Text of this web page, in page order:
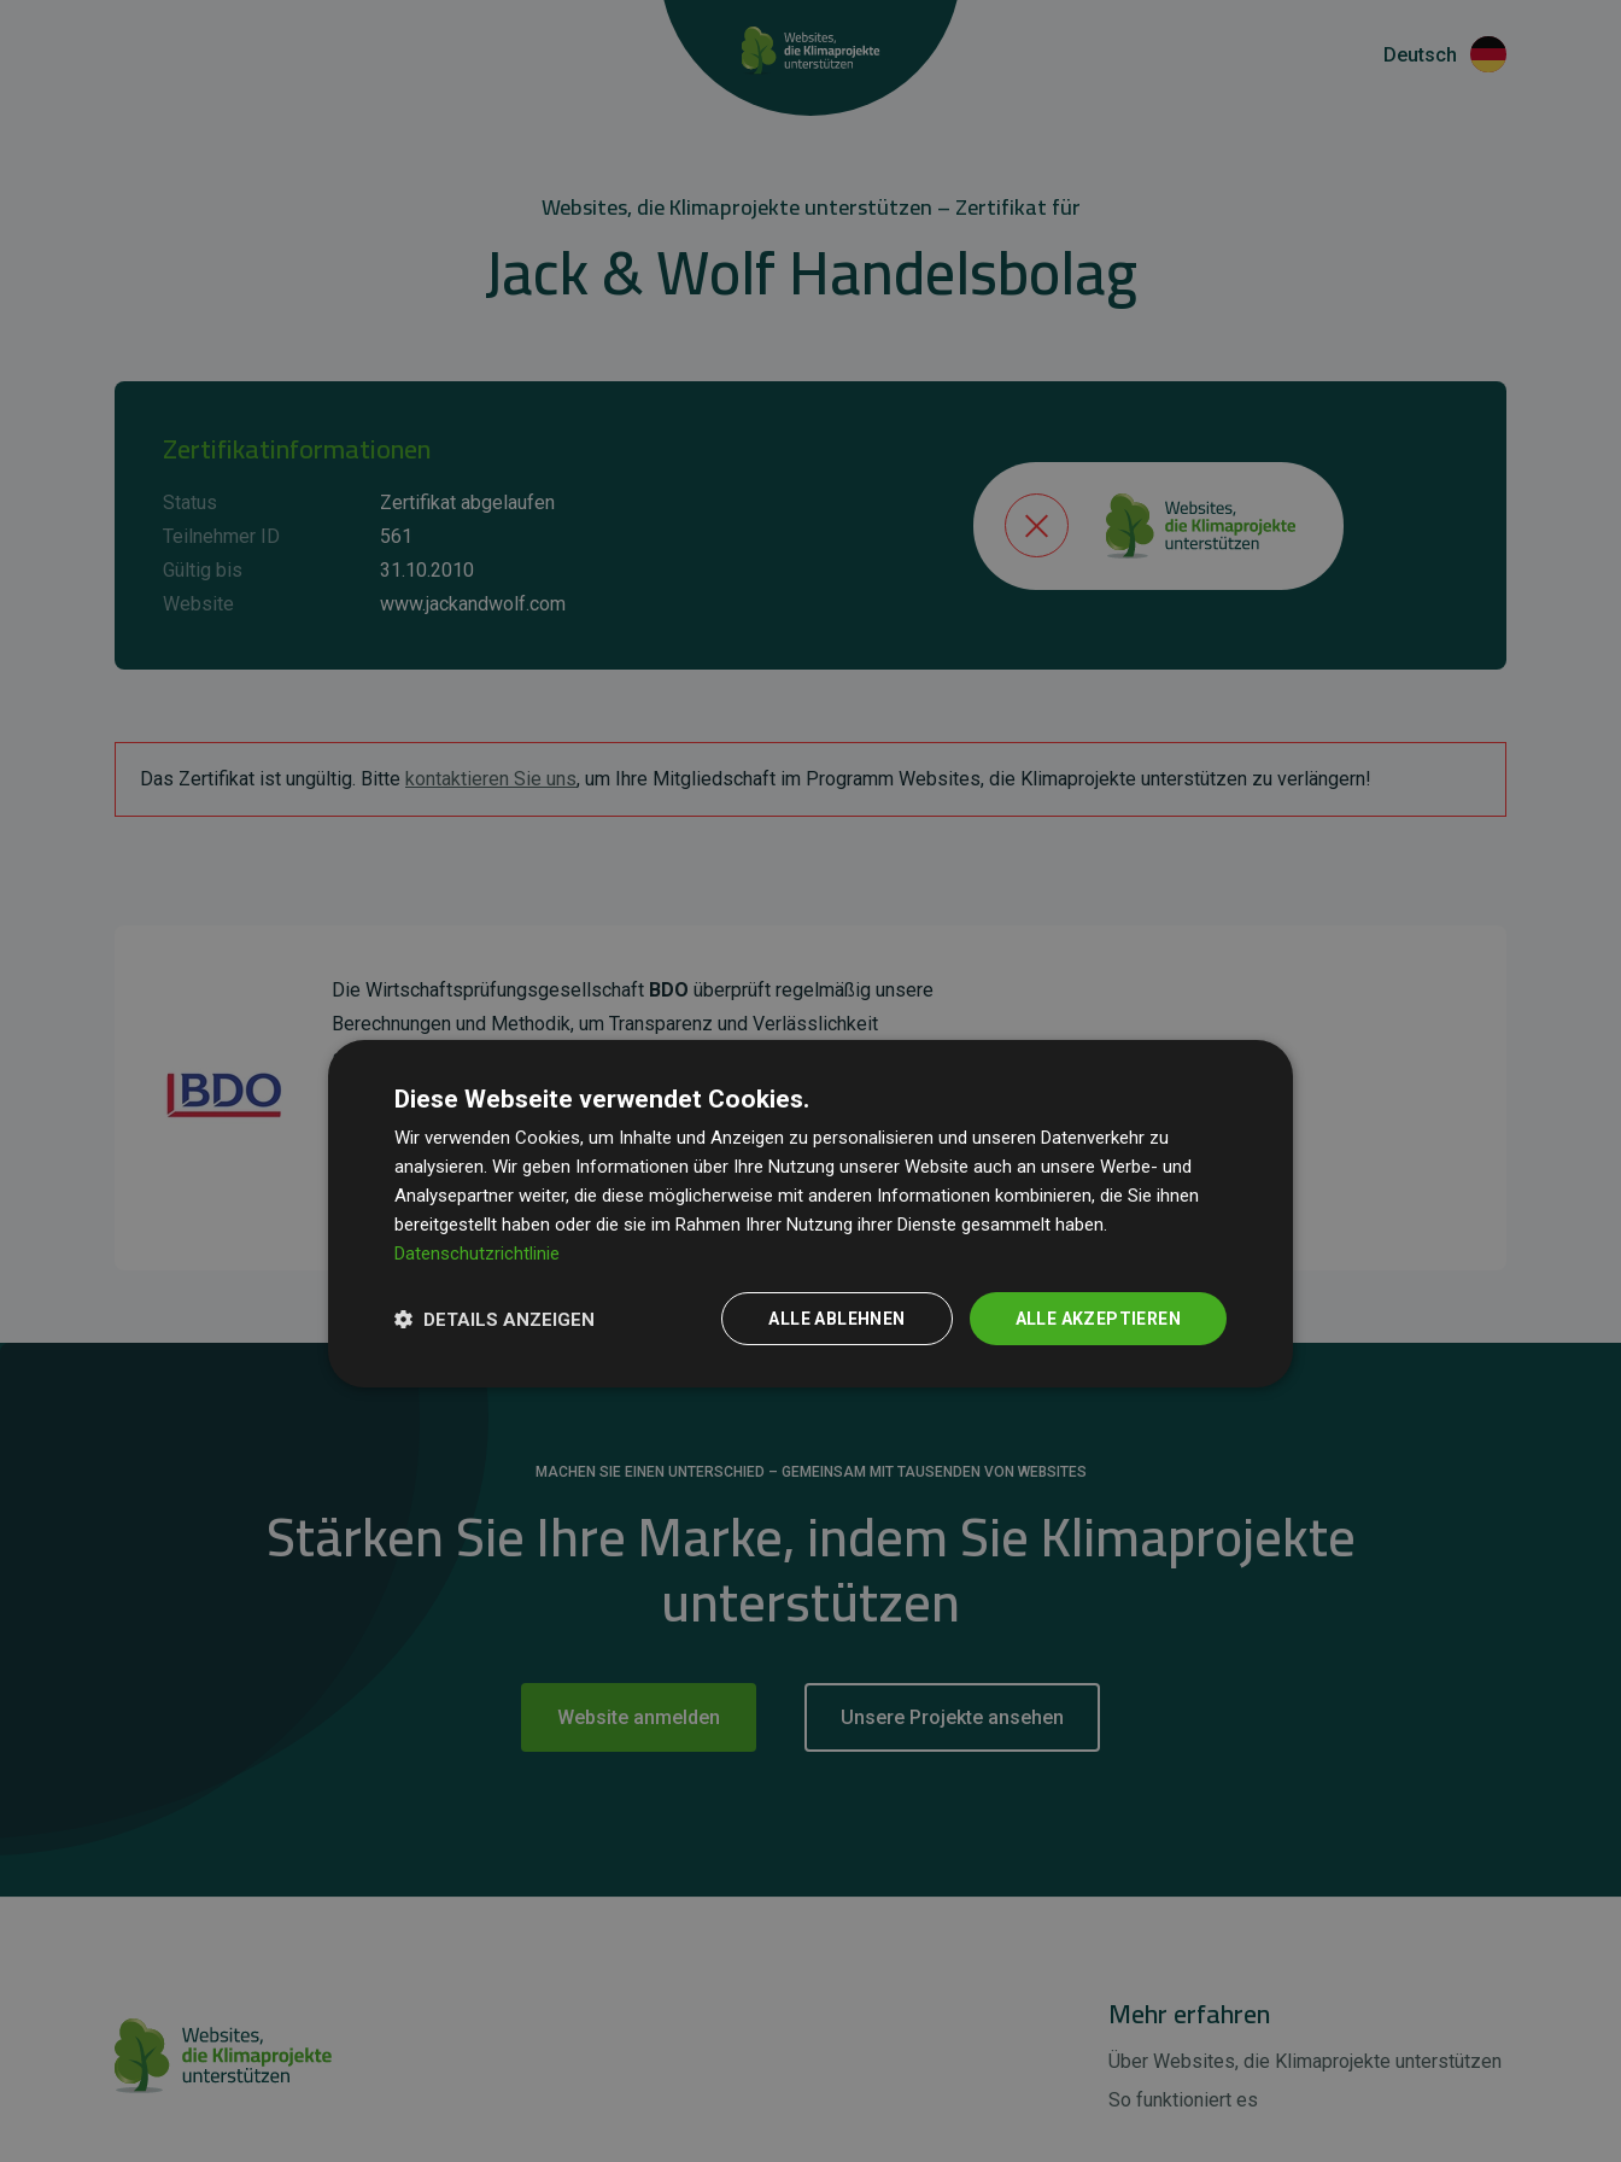
Deutsch
Websites, die Klimaprojekte unterstützen – Zertifikat für
Jack & Wolf Handelsbolag
Zertifikatinformationen
Status
Zertifikat abgelaufen
Teilnehmer ID
561
Gültig bis
31.10.2010
Website
www.jackandwolf.com
Das Zertifikat ist ungültig. Bitte kontaktieren Sie uns, um Ihre Mitgliedschaft im Programm Websites, die Klimaprojekte unterstützen zu verlängern!
Die Wirtschaftsprüfungsgesellschaft BDO überprüft regelmäßig unsere
Berechnungen und Methodik, um Transparenz und Verlässlichkeit
sicherzustellen.
Ihre Prüfungen belegen, dass unsere Investitionen in Klimaschutzprojekte im
Durchschnitt200 % der geschätzten CO₂-Emissionender teilnehmenden
Websites kompensieren – ein klarer Nachweis für die messbare Klimawirkung
unseres Ansatzes.
MACHEN SIE EINEN UNTERSCHIED – GEMEINSAM MIT TAUSENDEN VON WEBSITES
Stärken Sie Ihre Marke, indem Sie Klimaprojekte
unterstützen
Website anmelden Unsere Projekte ansehen
Mehr erfahren
Über Websites, die Klimaprojekte unterstützen
So funktioniert es
Diese Webseite verwendet Cookies.
Wir verwenden Cookies, um Inhalte und Anzeigen zu personalisieren und unseren Datenverkehr zu
analysieren. Wir geben Informationen über Ihre Nutzung unserer Website auch an unsere Werbe- und
Analysepartner weiter, die diese möglicherweise mit anderen Informationen kombinieren, die Sie ihnen
bereitgestellt haben oder die sie im Rahmen Ihrer Nutzung ihrer Dienste gesammelt haben.
Datenschutzrichtlinie
ALLE AKZEPTIEREN
ALLE ABLEHNEN
DETAILS ANZEIGEN